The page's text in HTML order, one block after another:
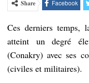
Share Facebook
Ces derniers temps,
atteint un degré
(Conakry) avec ses
(civiles et militaires).